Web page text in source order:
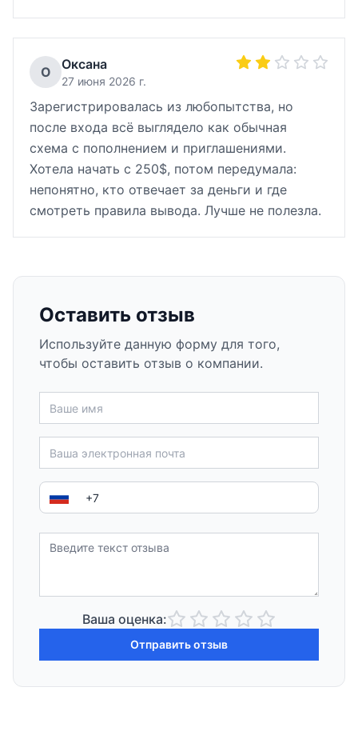
О Оксана
27 июня 2026 г.
Зарегистрировалась из любопытства, но
после входа всё выглядело как обычная
схема с пополнением и приглашениями.
Хотела начать с 250$, потом передумала:
непонятно, кто отвечает за деньги и где
смотреть правила вывода. Лучше не полезла.
Оставить отзыв
Используйте данную форму для того,
чтобы оставить отзыв о компании.
Ваша оценка:
Отправить отзыв